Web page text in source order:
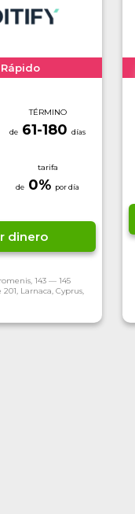
TÉRMINO
61-180
tarifa
0%
dinero
143 — 145
Larnaca, Cyprus,